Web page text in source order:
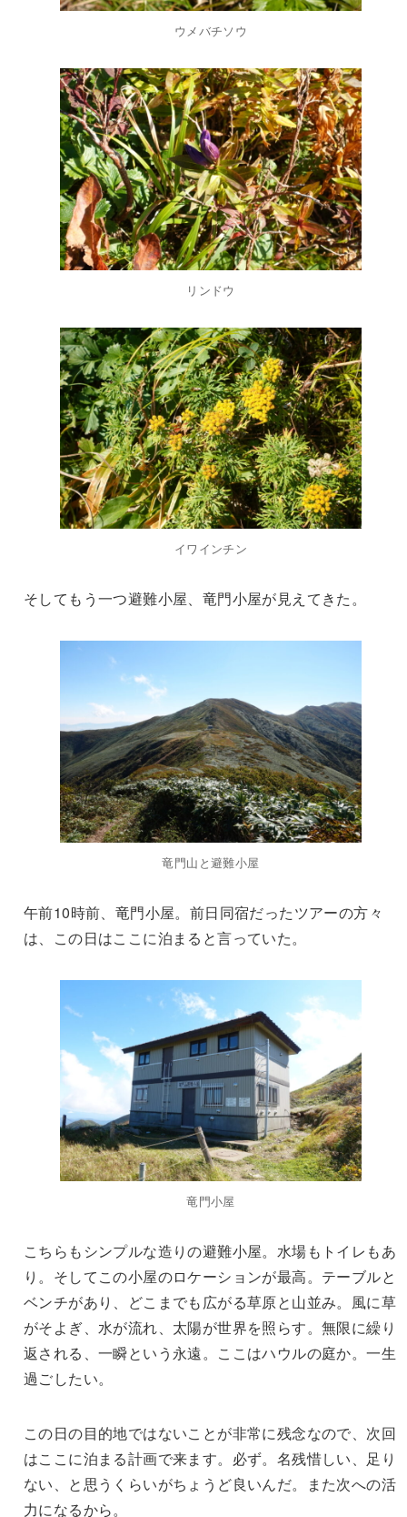
ウメバチソウ
リンドウ
イワインチン
そしてもう一つ避難小屋、竜門小屋が見えてきた。
竜門山と避難小屋
午前10時前、竜門小屋。前日同宿だったツアーの方々
は、この日はここに泊まると言っていた。
竜門小屋
こちらもシンプルな造りの避難小屋。水場もトイレもあ
り。そしてこの小屋のロケーションが最高。テーブルと
ベンチがあり、どこまでも広がる草原と山並み。風に草
がそよぎ、水が流れ、太陽が世界を照らす。無限に繰り
返される、一瞬という永遠。ここはハウルの庭か。一生
過ごしたい。
この日の目的地ではないことが非常に残念なので、次回
はここに泊まる計画で来ます。必ず。名残惜しい、足り
ない、と思うくらいがちょうど良いんだ。また次への活
力になるから。